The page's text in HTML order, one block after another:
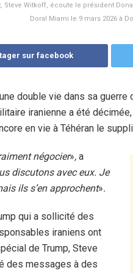
Steve Witkoff, écoute le président
Doral Miami le 9 mars 2026 à
sur facebook
double vie dans sa guerre
iranienne a été
en vie à Téhéran le
négocier», a
discutons avec eux. Je
ils s’en approchent».
qui a sollicité des
iraniens ont
de Trump, Steve
des messages à des